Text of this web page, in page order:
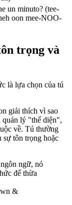
un minuto? (tee-
oon mee-NOO-
trọng và
là lựa chọn của tú
giải thích vì sao
quản lý "thể diện",
về. Tú thường
sự tôn trọng hoặc
ngữ, nó
để thừa
&